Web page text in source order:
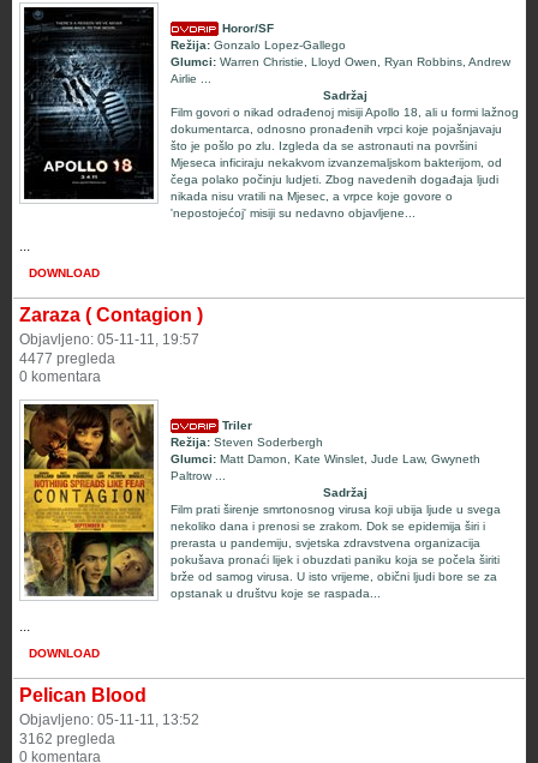
Horor/SF
Režija: Gonzalo Lopez-Gallego
Glumci: Warren Christie, Lloyd Owen, Ryan Robbins, Andrew
Airlie ...
Sadržaj
Film govori o nikad odrađenoj misiji Apollo 18, ali u formi lažnog
dokumentarca, odnosno pronađenih vrpci koje pojašnjavaju
što je pošlo po zlu. Izgleda da se astronauti na površini
Mjeseca inficiraju nekakvom izvanzemaljskom bakterijom, od
čega polako počinju ludjeti. Zbog navedenih događaja ljudi
nikada nisu vratili na Mjesec, a vrpce koje govore o
'nepostojećoj' misiji su nedavno objavljene...
...
DOWNLOAD
Zaraza ( Contagion )
Objavljeno: 05-11-11, 19:57
4477 pregleda
0 komentara
Triler
Režija: Steven Soderbergh
Glumci: Matt Damon, Kate Winslet, Jude Law, Gwyneth
Paltrow ...
Sadržaj
Film prati širenje smrtonosnog virusa koji ubija ljude u svega
nekoliko dana i prenosi se zrakom. Dok se epidemija širi i
prerasta u pandemiju, svjetska zdravstvena organizacija
pokušava pronaći lijek i obuzdati paniku koja se počela širiti
brže od samog virusa. U isto vrijeme, obični ljudi bore se za
opstanak u društvu koje se raspada...
...
DOWNLOAD
Pelican Blood
Objavljeno: 05-11-11, 13:52
3162 pregleda
0 komentara